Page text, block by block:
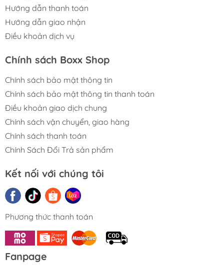
Hướng dẫn thanh toán
Hướng dẫn giao nhận
Điều khoản dịch vụ
Chính sách Boxx Shop
Chính sách bảo mật thông tin
Chính sách bảo mật thông tin thanh toán
Điều khoản giao dịch chung
Chính sách vận chuyển, giao hàng
Chính sách thanh toán
Chính Sách Đổi Trả sản phẩm
Kết nối với chúng tôi
Phương thức thanh toán
Fanpage